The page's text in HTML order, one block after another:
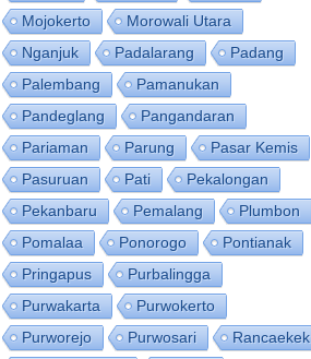
Mojokerto
Morowali Utara
Nganjuk
Padalarang
Padang
Palembang
Pamanukan
Pandeglang
Pangandaran
Pariaman
Parung
Pasar Kemis
Pasuruan
Pati
Pekalongan
Pekanbaru
Pemalang
Plumbon
Pomalaa
Ponorogo
Pontianak
Pringapus
Purbalingga
Purwakarta
Purwokerto
Purworejo
Purwosari
Rancaekek